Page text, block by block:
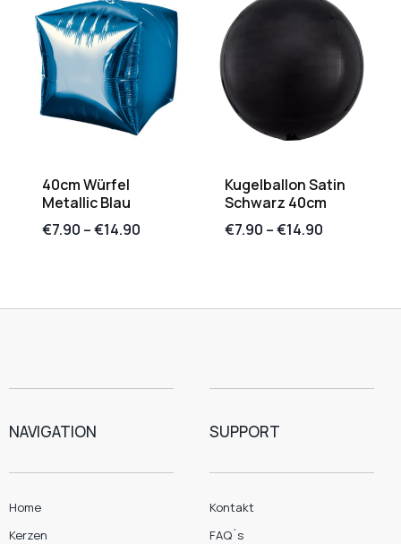
40cm Würfel
Metallic Blau
€7.90 –€14.90
Kugelballon Satin
Schwarz 40cm
€7.90 –€14.90
NAVIGATION
Home
Kerzen
SUPPORT
Kontakt
FAQ´s